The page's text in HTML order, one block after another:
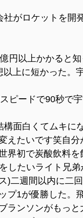
社がロケットを開
円以上かかると
上に短かった。
ピードで90秒で
構面白くてムキに
えたいです笑自
界初で炭酸飲料
したいライト兄
)二週間以内に二
プ1が優勝した。
ランソンがもっ